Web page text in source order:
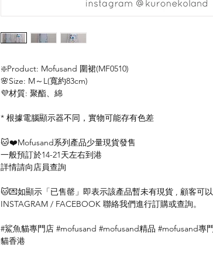
❇️Product: Mofusand 圍裙(MF0510)
🌸Size: M～L(寬約83cm)
💜材質: 聚酯、綿
* 根據電腦顯示器不同，實物可能存有色差
🐱❤️Mofusand系列產品少量現貨發售
一般預訂於14-21天左右到港
詳情請向店員查詢
🐱💌如顯示「已售罄」即表示該產品暫未有現貨 , 顧客可
INSTAGRAM / FACEBOOK 聯絡我們進行訂購或查詢。
#鯊魚貓專門店 #mofusand #mofusand精品 #mofusand專
貓香港